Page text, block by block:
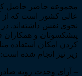
سال
1381)
عدد
مجموعه حاضر حاصل
عالی کشور است که از
نحوی نقش داشته­‌اند. در
پیشکسوتان و همکاران
کردن امکان استفاده
زیر نیز انجام شده است: